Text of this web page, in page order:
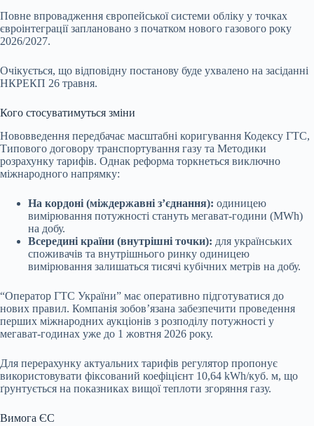
Повне впровадження європейської системи обліку у точках
євроінтеграції заплановано з початком нового газового року
2026/2027.
Очікується, що відповідну постанову буде ухвалено на засіданні
НКРЕКП 26 травня.
Кого стосуватимуться зміни
Нововведення передбачає масштабні коригування Кодексу ГТС,
Типового договору транспортування газу та Методики
розрахунку тарифів. Однак реформа торкнеться виключно
міжнародного напрямку:
На кордоні (міждержавні з’єднання): одиницею
вимірювання потужності стануть мегават-години (MWh)
на добу.
Всередині країни (внутрішні точки): для українських
споживачів та внутрішнього ринку одиницею
вимірювання залишаться тисячі кубічних метрів на добу.
“Оператор ГТС України” має оперативно підготуватися до
нових правил. Компанія зобов’язана забезпечити проведення
перших міжнародних аукціонів з розподілу потужності у
мегават-годинах уже до 1 жовтня 2026 року.
Для перерахунку актуальних тарифів регулятор пропонує
використовувати фіксований коефіцієнт 10,64 kWh/куб. м, що
ґрунтується на показниках вищої теплоти згоряння газу.
Вимога ЄС